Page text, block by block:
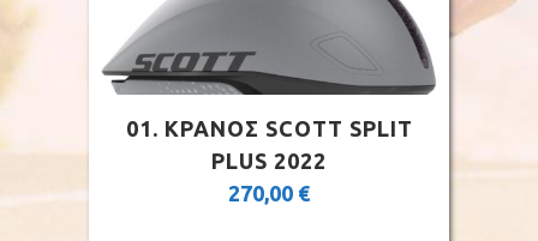
01. ΚΡΑΝΟΣ SCOTT SPLIT
PLUS 2022
270,00 €